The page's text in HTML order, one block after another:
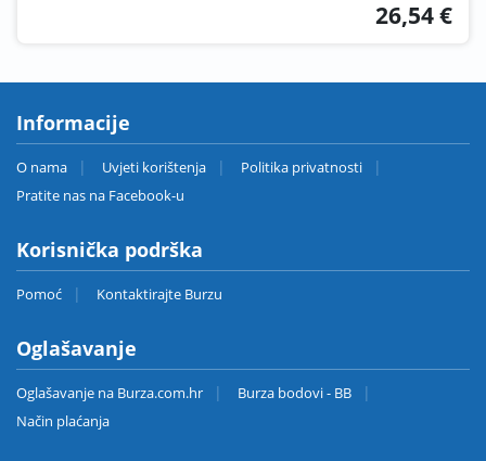
26,54 €
Informacije
O nama Uvjeti korištenja
Politika privatnosti
Pratite nas na Facebook-u
Korisnička podrška
Pomoć Kontaktirajte Burzu
Oglašavanje
Oglašavanje na Burza.com.hr
Burza bodovi - BB
Način plaćanja